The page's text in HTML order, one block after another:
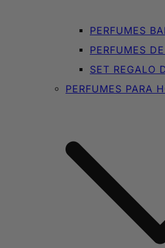
PERFUMES
PERFUMES
SET REGALO
PERFUMES PARA